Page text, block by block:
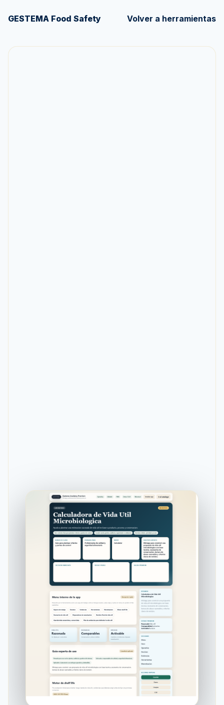
GESTEMA Food Safety Volver a herramientas